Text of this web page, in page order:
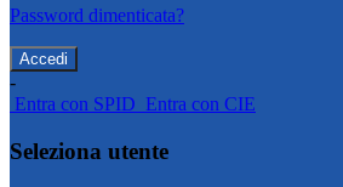
Password dimenticata?
-
Entra con SPID Entra con CIE
Seleziona utente